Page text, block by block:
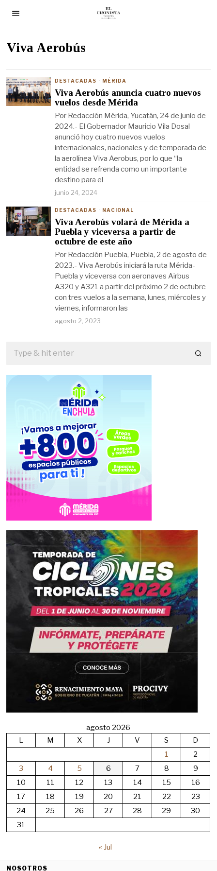
Viva Aerobús
DESTACADAS · MÉRIDA
Viva Aerobús anuncia cuatro nuevos
vuelos desde Mérida
Por Redacción Mérida, Yucatán, 24 de junio de
2024.- El Gobernador Mauricio Vila Dosal
anunció hoy cuatro nuevos vuelos
internacionales, nacionales y de temporada de
la aerolínea Viva Aerobus, por lo que “la
entidad se refrenda como un importante
destino para el
junio 24, 2024
DESTACADAS · NACIONAL
Viva Aerobús volará de Mérida a
Puebla y viceversa a partir de
octubre de este año
Por Redacción Puebla, Puebla, 2 de agosto de
2023.- Viva Aerobús iniciará la ruta Mérida-
Puebla y viceversa con aeronaves Airbus
A320 y A321 a partir del próximo 2 de octubre
con tres vuelos a la semana, lunes, miércoles y
viernes, informaron las
agosto 2, 2023
agosto 2026
L
M X J V S
D
1
2
3
4 5 6 7 8
9
10
11 12 13 14 15
16
17
18 19 20 21 22
23
24
25 26 27 28 29
30
31
« Jul
NOSOTROS